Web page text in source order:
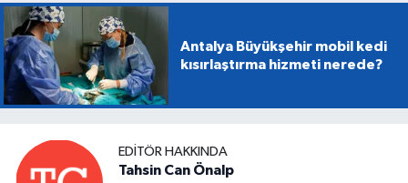
Antalya Büyükşehir mobil kedi
kısırlaştırma hizmeti nerede?
EDITÖR HAKKINDA
Tahsin Can Önalp